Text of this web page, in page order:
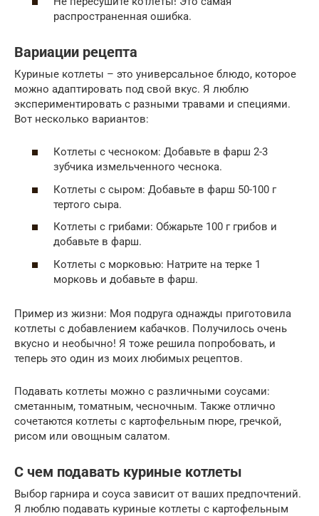
распространенная ошибка.
Вариации рецепта
Куриные котлеты – это универсальное блюдо, которое
можно адаптировать под свой вкус. Я люблю
экспериментировать с разными травами и специями.
Вот несколько вариантов:
Котлеты с чесноком: Добавьте в фарш 2-3
зубчика измельченного чеснока.
Котлеты с сыром: Добавьте в фарш 50-100 г
тертого сыра.
Котлеты с грибами: Обжарьте 100 г грибов и
добавьте в фарш.
Котлеты с морковью: Натрите на терке 1
морковь и добавьте в фарш.
Пример из жизни: Моя подруга однажды приготовила
котлеты с добавлением кабачков. Получилось очень
вкусно и необычно! Я тоже решила попробовать, и
теперь это один из моих любимых рецептов.
Подавать котлеты можно с различными соусами:
сметанным, томатным, чесночным. Также отлично
сочетаются котлеты с картофельным пюре, гречкой,
рисом или овощным салатом.
С чем подавать куриные котлеты
Выбор гарнира и соуса зависит от ваших предпочтений.
Я люблю подавать куриные котлеты с картофельным